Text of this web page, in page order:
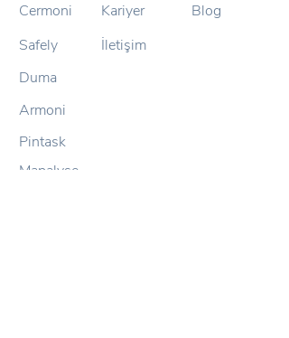
Cermoni
Kariyer
Blog
Safely
İletişim
Duma
Armoni
Pintask
Mapalyse